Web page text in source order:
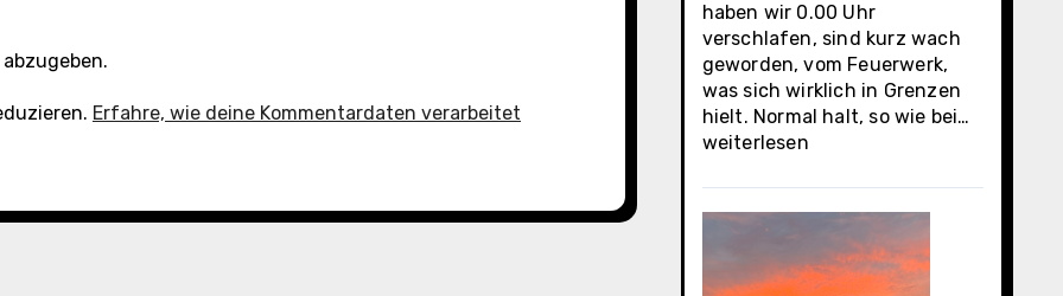
Erfahre, wie deine Kommentardaten verarbeitet
haben wir 0.00 Uhr
verschlafen, sind kurz wach
geworden, vom Feuerwerk,
was sich wirklich in Grenzen
hielt. Normal halt, so wie bei…
Oasis
weiterlesen